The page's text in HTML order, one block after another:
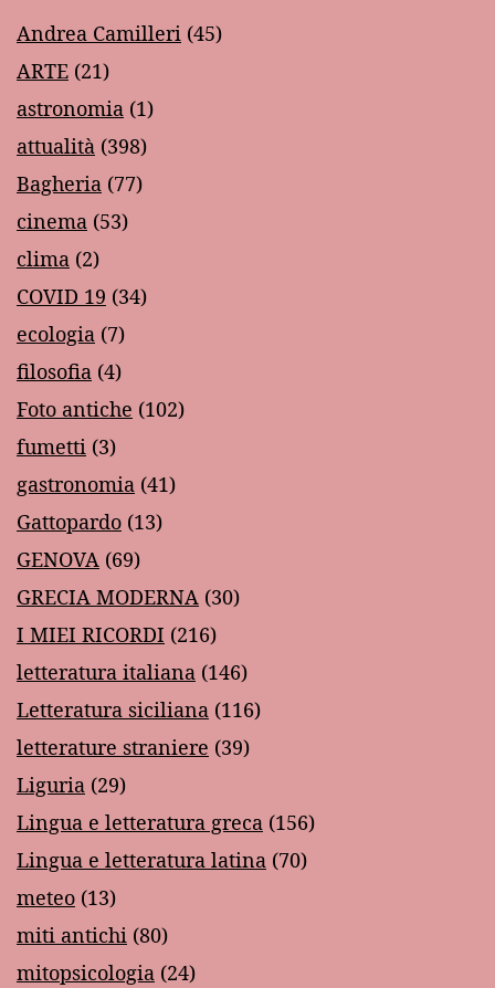
Andrea Camilleri (45)
ARTE (21)
astronomia (1)
attualità (398)
Bagheria (77)
cinema (53)
clima (2)
COVID 19 (34)
ecologia (7)
filosofia (4)
Foto antiche (102)
fumetti (3)
gastronomia (41)
Gattopardo (13)
GENOVA (69)
GRECIA MODERNA (30)
I MIEI RICORDI (216)
letteratura italiana (146)
Letteratura siciliana (116)
letterature straniere (39)
Liguria (29)
Lingua e letteratura greca (156)
Lingua e letteratura latina (70)
meteo (13)
miti antichi (80)
mitopsicologia (24)